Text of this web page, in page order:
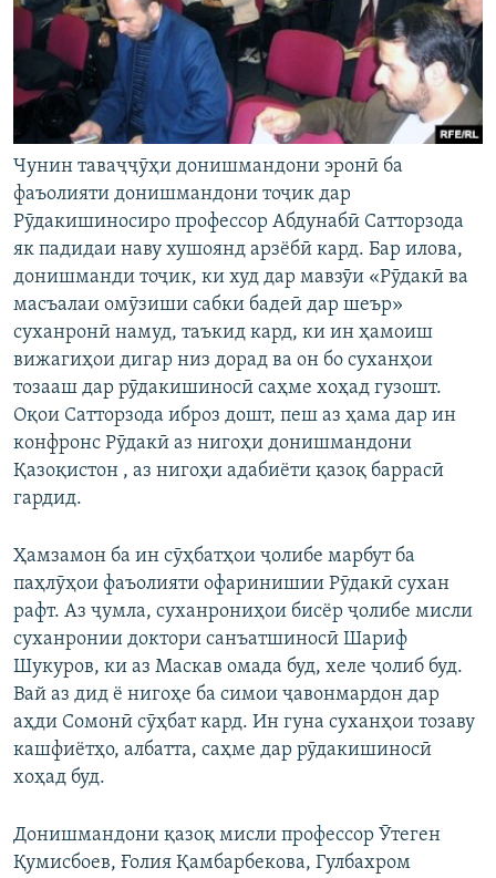
Чунин таваҷҷӯҳи донишмандони эронӣ ба
фаъолияти донишмандони тоҷик дар
Рӯдакишиносиро профессор Абдунабӣ Сатторзода
як падидаи наву хушоянд арзёбӣ кард. Бар илова,
донишманди тоҷик, ки худ дар мавзӯи «Рӯдакӣ ва
масъалаи омӯзиши сабки бадеӣ дар шеър»
суханронӣ намуд, таъкид кард, ки ин ҳамоиш
вижагиҳои дигар низ дорад ва он бо суханҳои
тозааш дар рӯдакишиносӣ саҳме хоҳад гузошт.
Оқои Сатторзода иброз дошт, пеш аз ҳама дар ин
конфронс Рӯдакӣ аз нигоҳи донишмандони
Қазоқистон , аз нигоҳи адабиёти қазоқ баррасӣ
гардид.
Ҳамзамон ба ин сӯҳбатҳои ҷолибе марбут ба
паҳлӯҳои фаъолияти офаринишии Рӯдакӣ сухан
рафт. Аз ҷумла, суханрониҳои бисёр ҷолибе мисли
суханронии доктори санъатшиносӣ Шариф
Шукуров, ки аз Маскав омада буд, хеле ҷолиб буд.
Вай аз дид ё нигоҳе ба симои ҷавонмардон дар
аҳди Сомонӣ сӯҳбат кард. Ин гуна суханҳои тозаву
кашфиётҳо, албатта, саҳме дар рӯдакишиносӣ
хоҳад буд.
Донишмандони қазоқ мисли профессор Ӯтеген
Қумисбоев, Ғолия Қамбарбекова, Гулбахром